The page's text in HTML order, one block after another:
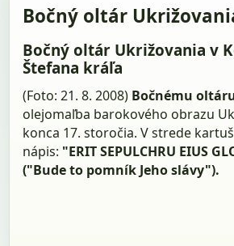
Bočný oltár
Bočný oltár Ukrižovania v
Štefana kráľa
(Foto: 21. 8. 2008) Bočnému
olejomaľba barokového obrazu
konca 17. storočia. V strede
nápis: "ERIT SEPULCHRU EIUS
("Bude to pomník Jeho slávy").